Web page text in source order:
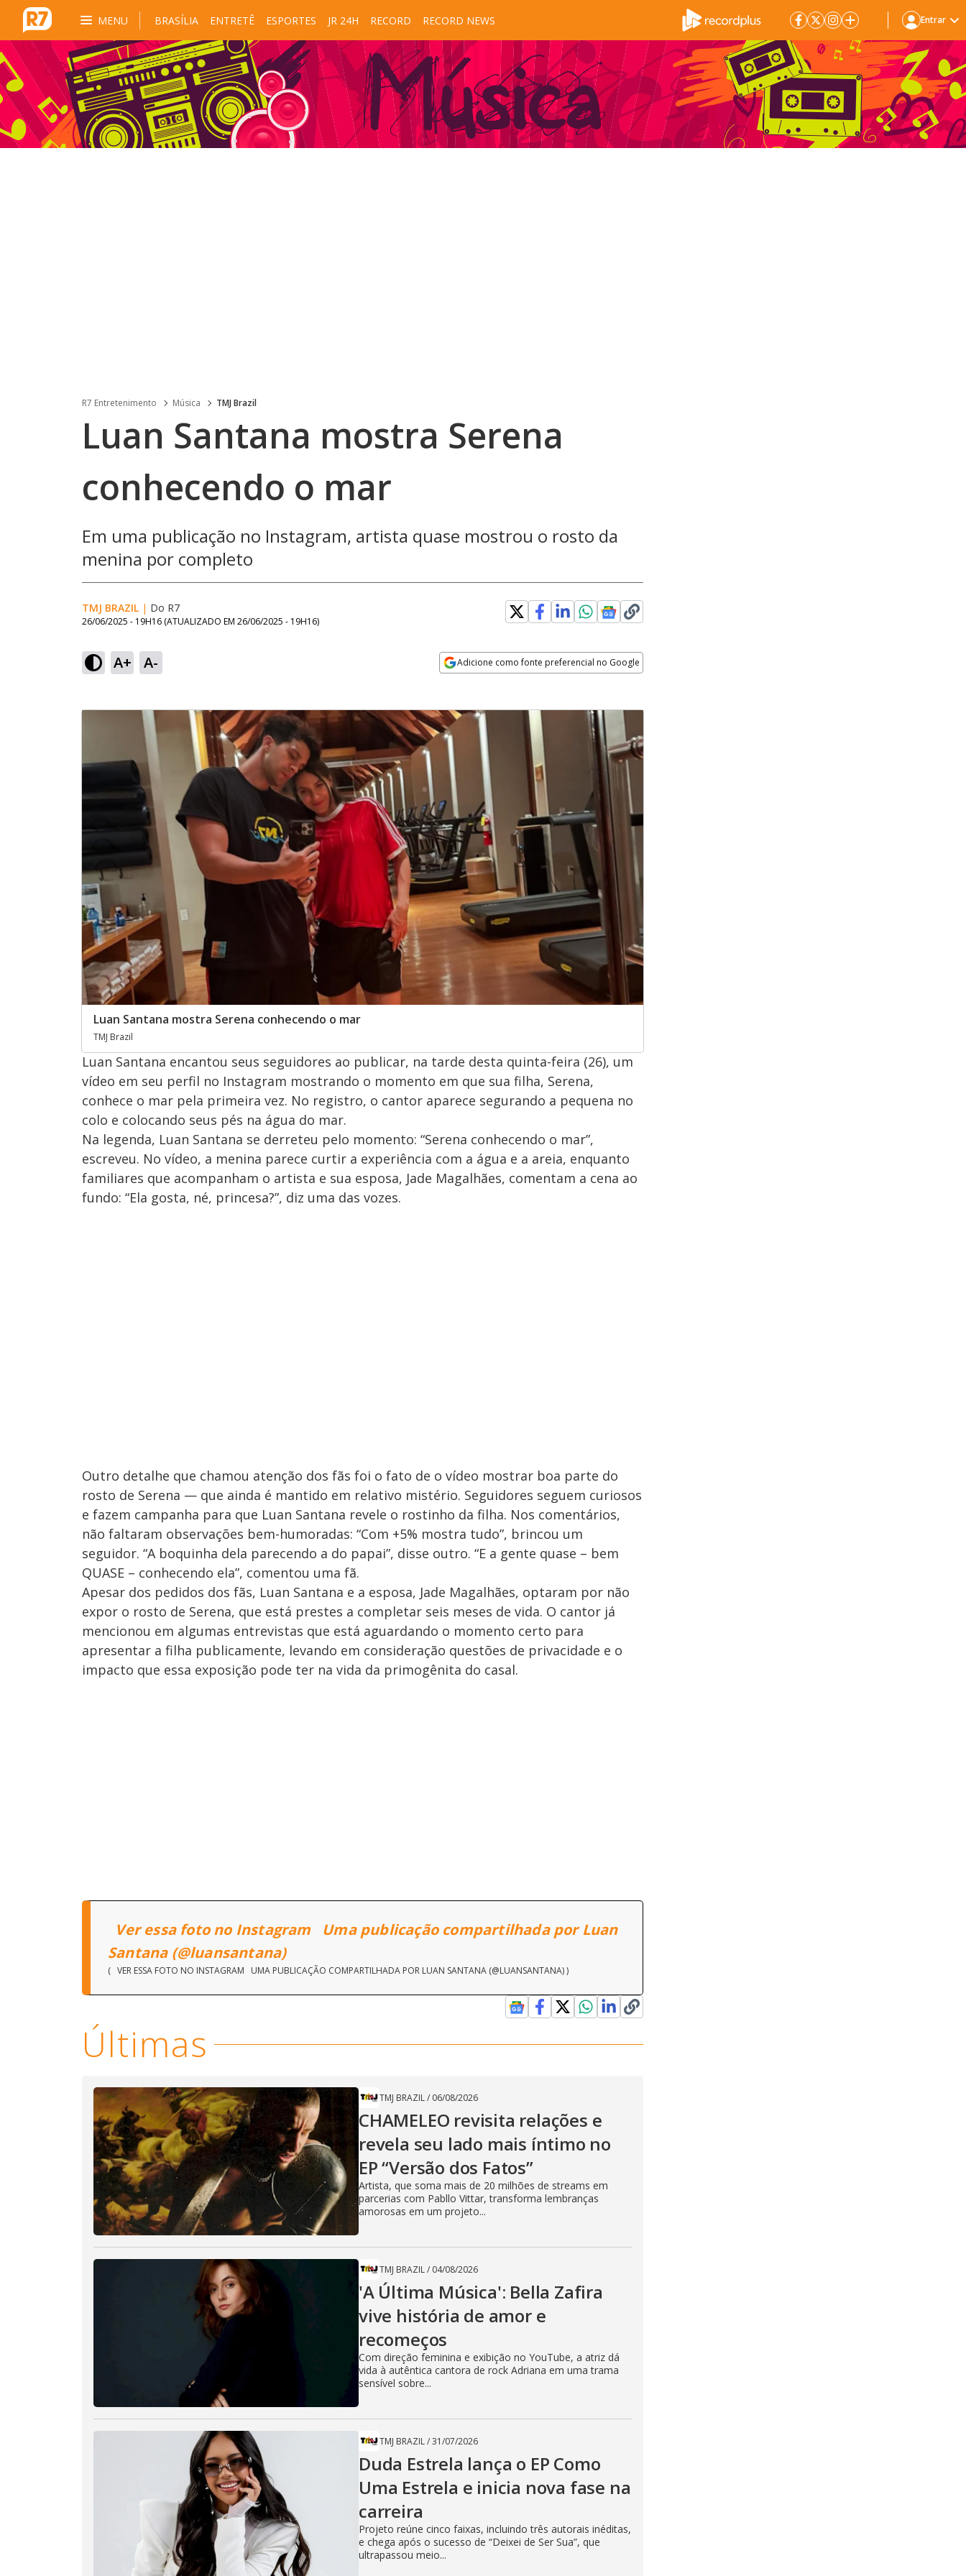
MENU BRASÍLIA ENTRETÊ ESPORTES JR 24H RECORD RECORD NEWS Entrar
R7 Entretenimento Música TMJ Brazil
Luan Santana mostra Serena
conhecendo o mar
Em uma publicação no Instagram, artista quase mostrou o rosto da
menina por completo
TMJ BRAZIL | Do R7
26/06/2025 - 19H16 (ATUALIZADO EM 26/06/2025 - 19H16)
A+ A- Adicione como fonte preferencial no Google
Luan Santana mostra Serena conhecendo o mar
TMJ Brazil
Luan Santana encantou seus seguidores ao publicar, na tarde desta quinta-feira (26), um
vídeo em seu perfil no Instagram mostrando o momento em que sua filha, Serena,
conhece o mar pela primeira vez. No registro, o cantor aparece segurando a pequena no
colo e colocando seus pés na água do mar.
Na legenda, Luan Santana se derreteu pelo momento: “Serena conhecendo o mar”,
escreveu. No vídeo, a menina parece curtir a experiência com a água e a areia, enquanto
familiares que acompanham o artista e sua esposa, Jade Magalhães, comentam a cena ao
fundo: “Ela gosta, né, princesa?”, diz uma das vozes.
Outro detalhe que chamou atenção dos fãs foi o fato de o vídeo mostrar boa parte do
rosto de Serena — que ainda é mantido em relativo mistério. Seguidores seguem curiosos
e fazem campanha para que Luan Santana revele o rostinho da filha. Nos comentários,
não faltaram observações bem-humoradas: “Com +5% mostra tudo”, brincou um
seguidor. “A boquinha dela parecendo a do papai”, disse outro. “E a gente quase – bem
QUASE – conhecendo ela”, comentou uma fã.
Apesar dos pedidos dos fãs, Luan Santana e a esposa, Jade Magalhães, optaram por não
expor o rosto de Serena, que está prestes a completar seis meses de vida. O cantor já
mencionou em algumas entrevistas que está aguardando o momento certo para
apresentar a filha publicamente, levando em consideração questões de privacidade e o
impacto que essa exposição pode ter na vida da primogênita do casal.
Ver essa foto no Instagram Uma publicação compartilhada por Luan
Santana (@luansantana)
( VER ESSA FOTO NO INSTAGRAM UMA PUBLICAÇÃO COMPARTILHADA POR LUAN SANTANA (@LUANSANTANA) )
Últimas
TMJ BRAZIL/ 06/08/2026
CHAMELEO revisita relações e
revela seu lado mais íntimo no
EP “Versão dos Fatos”
Artista, que soma mais de 20 milhões de streams em
parcerias com Pabllo Vittar, transforma lembranças
amorosas em um projeto...
TMJ BRAZIL/ 04/08/2026
'A Última Música': Bella Zafira
vive história de amor e
recomeços
Com direção feminina e exibição no YouTube, a atriz dá
vida à autêntica cantora de rock Adriana em uma trama
sensível sobre...
TMJ BRAZIL/31/07/2026
Duda Estrela lança o EP Como
Uma Estrela e inicia nova fase na
carreira
Projeto reúne cinco faixas, incluindo três autorais inéditas,
e chega após o sucesso de “Deixei de Ser Sua”, que
ultrapassou meio...